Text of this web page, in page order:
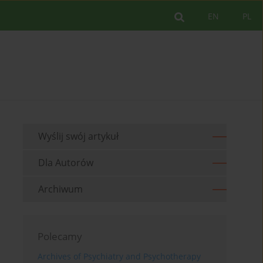
PL
EN
Wyślij swój artykuł
Dla Autorów
Archiwum
Polecamy
Archives of Psychiatry and Psychotherapy